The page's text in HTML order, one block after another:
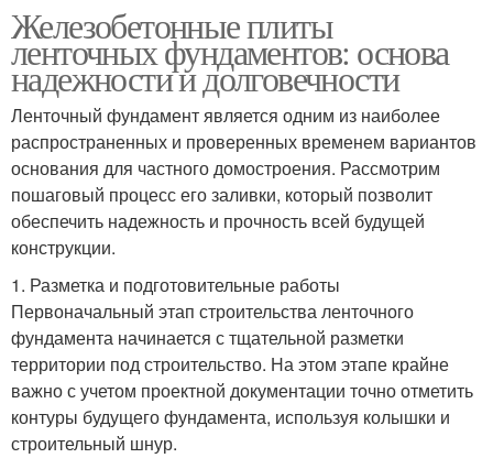
Железобетонные плиты
ленточных фундаментов: основа
надежности и долговечности
Ленточный фундамент является одним из наиболее
распространенных и проверенных временем вариантов
основания для частного домостроения. Рассмотрим
пошаговый процесс его заливки, который позволит
обеспечить надежность и прочность всей будущей
конструкции.
1. Разметка и подготовительные работы
Первоначальный этап строительства ленточного
фундамента начинается с тщательной разметки
территории под строительство. На этом этапе крайне
важно с учетом проектной документации точно отметить
контуры будущего фундамента, используя колышки и
строительный шнур.